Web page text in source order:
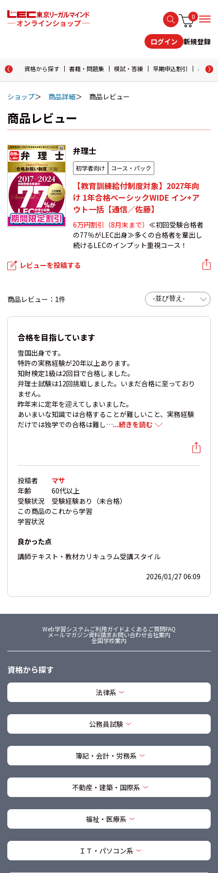
0
ログイン 新規登録
資格から探す 書籍・問題集 模試・答練 早期申込割引 おため
ショップ 商品詳細 商品レビュー
商品レビュー
弁理士
初学者向け コース・パック
【教育訓練給付制度対象】2027年向
け 1年合格ベーシックWIDE イン+ア
ウト一括【通信／佐藤】
6万円割引（8月末まで） ≪初回受験合格者
の77％がLEC出身≫多くの合格者を輩出し
続けるLECのインプット重視コース！
レビューを投稿する
商品レビュー：1件
合格を目指しています
雪国出身です。
特許の実務経験が20年以上あります。
知財検定1級は2回目で合格しました。
弁理士試験は12回挑戦しました。いまだ合格に至っており
ません。
昨年末に定年を迎えてしまいました。
あいまいな知識では合格することが難しいこと、実務経験
だけでは独学での合格は難し…...続きを読む
投稿者
マサ
年齢
60代以上
受験状況
受験経験あり（未合格）
この商品の
学習状況
これから学習
良かった点
講師テキスト・教材カリキュラム受講スタイル
2026/01/27 06:09
Web学習システムご利用ガイドよくあるご質問FAQ
メールマガジン資料請求お問い合わせ会社案内
全国学校案内
資格から探す
法律系
公務員試験
簿記・会計・労務系
不動産・建築・国際系
福祉・医療系
ＩＴ・パソコン系